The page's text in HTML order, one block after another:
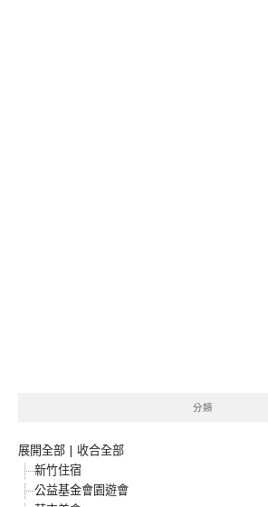
分類
展開全部 | 收合全部
新竹住宿
公益基金會園遊會